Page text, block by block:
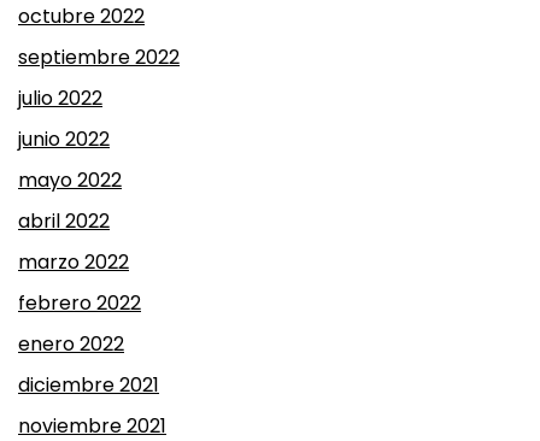
octubre 2022
septiembre 2022
julio 2022
junio 2022
mayo 2022
abril 2022
marzo 2022
febrero 2022
enero 2022
diciembre 2021
noviembre 2021